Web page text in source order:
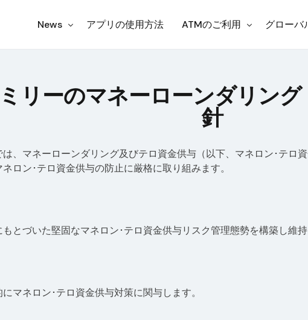
News
最新のお知らせ
アプリの使用方法 ATMのご利用
Japan
Philippines
Thailand
US
グローバ
リーのマネーローンダリン
針
、マネーローンダリング及びテロ資金供与（以下、マネロン･テロ
ロン･テロ資金供与の防止に厳格に取り組みます。
とづいた堅固なマネロン･テロ資金供与リスク管理態勢を構築し維持
マネロン･テロ資金供与対策に関与します。